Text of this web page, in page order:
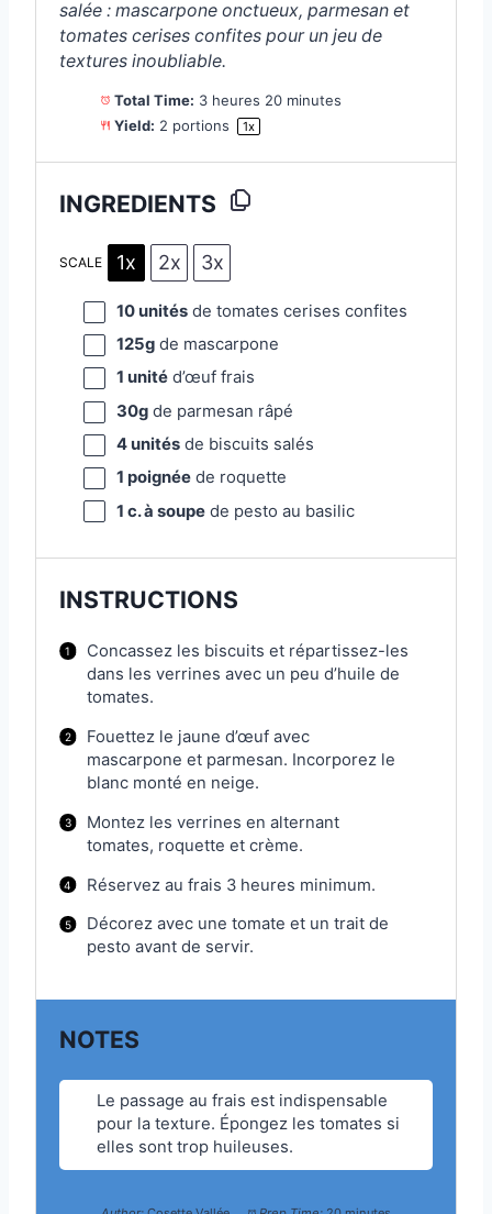
salée : mascarpone onctueux, parmesan et
tomates cerises confites pour un jeu de
textures inoubliable.
Total Time: 3 heures 20 minutes
Yield: 2 portions 1x
INGREDIENTS
SCALE 1x 2x 3x
10unitésde tomates cerises confites
125gde mascarpone
1 unitéd’œuf frais
30gde parmesan râpé
4unitésde biscuits salés
1 poignéede roquette
1 c. à soupede pesto au basilic
INSTRUCTIONS
Concassez les biscuits et répartissez-les
dans les verrines avec un peu d’huile de
tomates.
Fouettez le jaune d’œuf avec
mascarpone et parmesan. Incorporez le
blanc monté en neige.
Montez les verrines en alternant
tomates, roquette et crème.
Réservez au frais 3 heures minimum.
Décorez avec une tomate et un trait de
pesto avant de servir.
NOTES
Le passage au frais est indispensable
pour la texture. Épongez les tomates si
elles sont trop huileuses.